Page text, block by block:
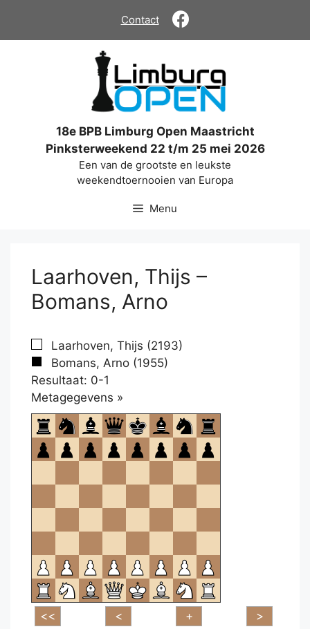
de
Contact
18e BPB Limburg Open Maastricht
Pinksterweekend 22 t/m 25 mei 2026
Een van de grootste en leukste
weekendtoernooien van Europa
Menu
Laarhoven, Thijs –
Bomans, Arno
Laarhoven, Thijs (2193)
Bomans, Arno (1955)
Resultaat: 0-1
Metagegevens »
om
te
openen.